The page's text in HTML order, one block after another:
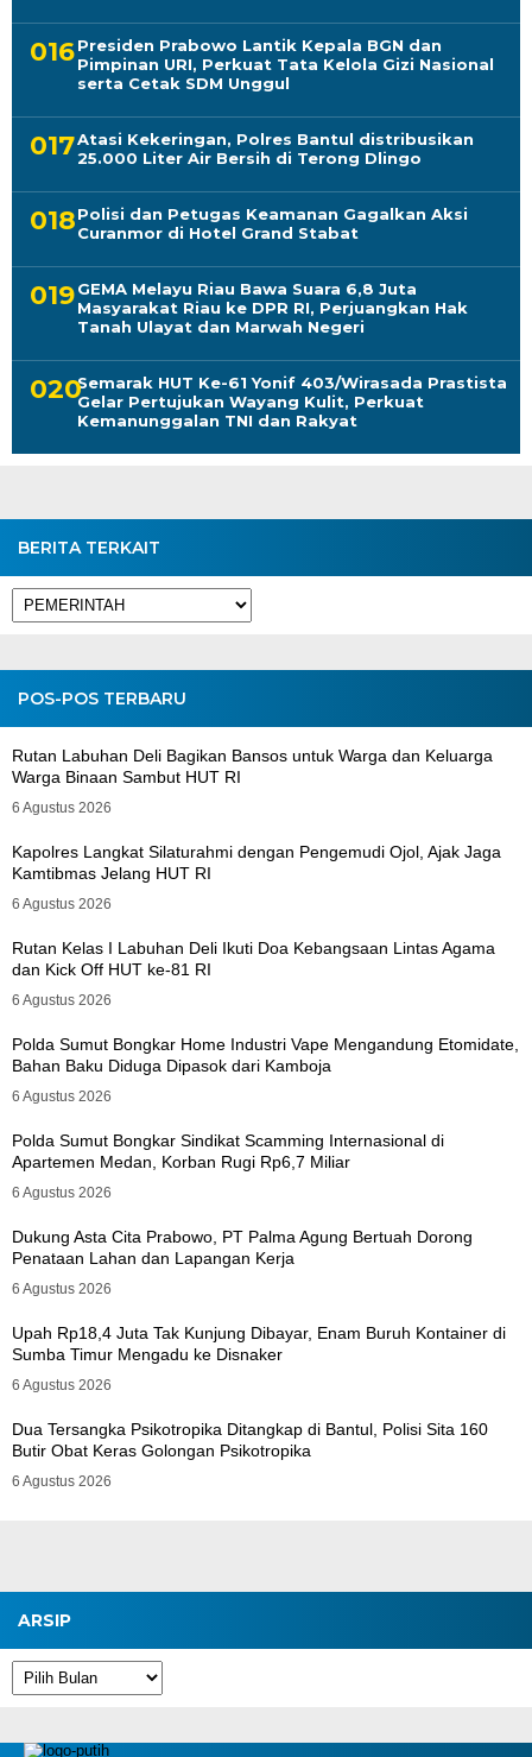
Presiden Prabowo Lantik Kepala BGN dan
Pimpinan URI, Perkuat Tata Kelola Gizi Nasional
serta Cetak SDM Unggul
Atasi Kekeringan, Polres Bantul distribusikan
25.000 Liter Air Bersih di Terong Dlingo
Polisi dan Petugas Keamanan Gagalkan Aksi
Curanmor di Hotel Grand Stabat
GEMA Melayu Riau Bawa Suara 6,8 Juta
Masyarakat Riau ke DPR RI, Perjuangkan Hak
Tanah Ulayat dan Marwah Negeri
Semarak HUT Ke-61 Yonif 403/Wirasada Prastista
Gelar Pertujukan Wayang Kulit, Perkuat
Kemanunggalan TNI dan Rakyat
BERITA TERKAIT
BERITA
TERKAIT
POS-POS TERBARU
Rutan Labuhan Deli Bagikan Bansos untuk Warga dan Keluarga
Warga Binaan Sambut HUT RI
6 Agustus 2026
Kapolres Langkat Silaturahmi dengan Pengemudi Ojol, Ajak Jaga
Kamtibmas Jelang HUT RI
6 Agustus 2026
Rutan Kelas I Labuhan Deli Ikuti Doa Kebangsaan Lintas Agama
dan Kick Off HUT ke-81 RI
6 Agustus 2026
Polda Sumut Bongkar Home Industri Vape Mengandung Etomidate,
Bahan Baku Diduga Dipasok dari Kamboja
6 Agustus 2026
Polda Sumut Bongkar Sindikat Scamming Internasional di
Apartemen Medan, Korban Rugi Rp6,7 Miliar
6 Agustus 2026
Dukung Asta Cita Prabowo, PT Palma Agung Bertuah Dorong
Penataan Lahan dan Lapangan Kerja
6 Agustus 2026
Upah Rp18,4 Juta Tak Kunjung Dibayar, Enam Buruh Kontainer di
Sumba Timur Mengadu ke Disnaker
6 Agustus 2026
Dua Tersangka Psikotropika Ditangkap di Bantul, Polisi Sita 160
Butir Obat Keras Golongan Psikotropika
6 Agustus 2026
ARSIP
Arsip